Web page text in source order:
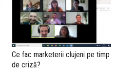
Ce fac marketerii clujeni pe timp
de criză?